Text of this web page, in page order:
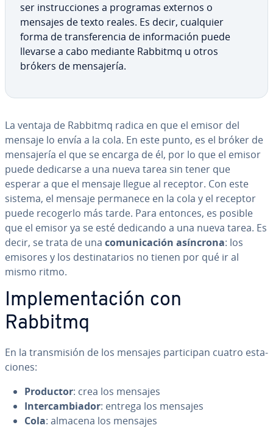
ser in­s­tru­c­cio­nes a programas externos o
mensajes de texto reales. Es decir, cualquier
forma de tra­n­s­fe­re­n­cia de in­fo­r­ma­ción puede
llevarse a cabo mediante Rabbitmq u otros
brókers de me­n­sa­je­ría.
La ventaja de Rabbitmq radica en que el emisor del
mensaje lo envía a la cola. En este punto, es el bróker de
me­n­sa­je­ría el que se encarga de él, por lo que el emisor
puede dedicarse a una nueva tarea sin tener que
esperar a que el mensaje llegue al receptor. Con este
sistema, el mensaje permanece en la cola y el receptor
puede recogerlo más tarde. Para entonces, es posible
que el emisor ya se esté dedicando a una nueva tarea. Es
decir, se trata de una co­mu­ni­ca­ción asíncrona: los
emisores y los de­s­ti­na­ta­rios no tienen por qué ir al
mismo ritmo.
Im­ple­me­n­ta­ción con
Rabbitmq
En la tra­n­s­mi­sión de los mensajes pa­r­ti­ci­pan cuatro es­ta­
cio­nes:
Productor: crea los mensajes
In­te­r­ca­m­bia­dor: entrega los mensajes
Cola: almacena los mensajes